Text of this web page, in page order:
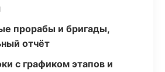
прорабы и бригады,
отчёт
с графиком этапов и